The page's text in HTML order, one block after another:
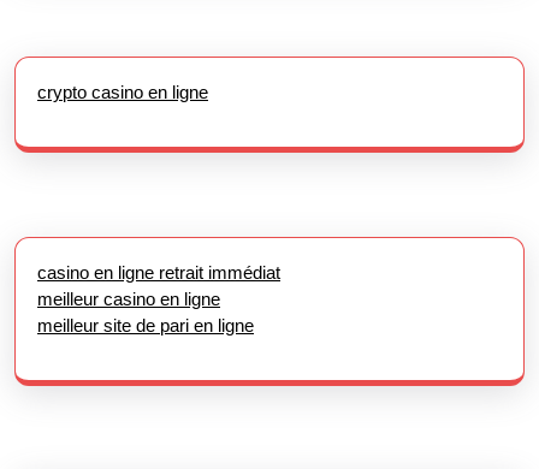
crypto casino en ligne
casino en ligne retrait immédiat
meilleur casino en ligne
meilleur site de pari en ligne